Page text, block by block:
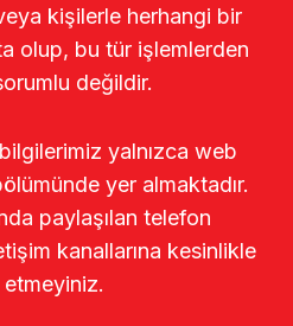
kişilerle herhangi bir
olup, bu tür işlemlerden
değildir.
yalnızca web
yer almaktadır.
paylaşılan telefon
kanallarına kesinlikle